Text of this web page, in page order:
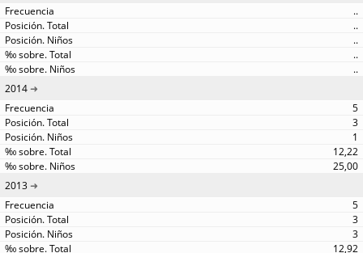
..
..
..
..
..
2014
5
3
1
12,22
25,00
2013
5
3
3
12,92